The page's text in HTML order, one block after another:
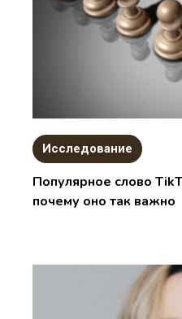
Исследование
Популярное слово
почему оно так важно